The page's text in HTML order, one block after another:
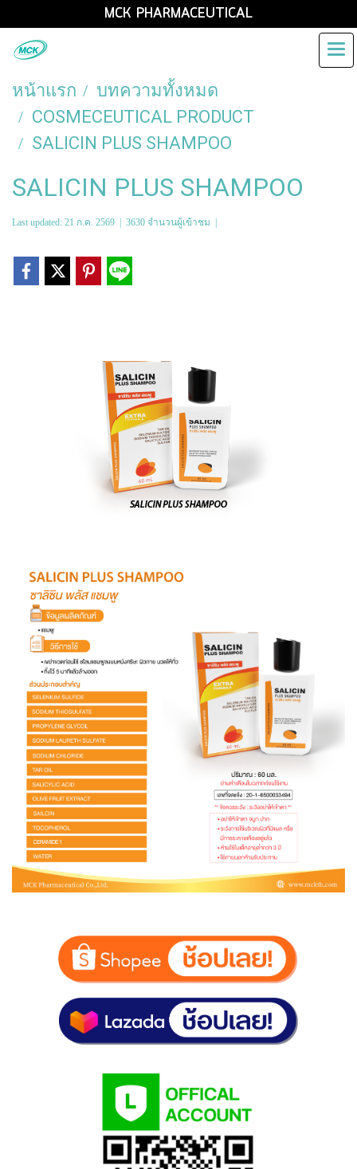
MCK PHARMACEUTICAL
หน้าแรก
บทความทั้งหมด
COSMECEUTICAL PRODUCT
SALICIN PLUS SHAMPOO
SALICIN PLUS SHAMPOO
Last updated: 21 ก.ค. 2569 3630 จำนวนผู้เข้าชม